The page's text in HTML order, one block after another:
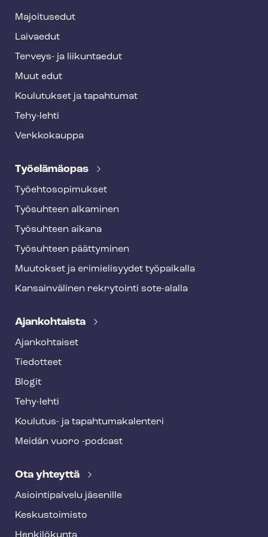
e
Majoitusedut
Laivaedut
Terveys- ja liikuntaedut
Muut edut
Koulutukset ja tapahtumat
Tehy-lehti
Verkkokauppa
Työelämäopas
Työ­eh­to­so­pi­muk­set
Työsuhteen alkaminen
Työsuhteen aikana
Työsuhteen päättyminen
Muutokset ja erimielisyydet työpaikalla
Kansainvälinen rekrytointi sote-alalla
Ajankohtaista
Ajankohtaiset
Tiedotteet
Blogit
Tehy-lehti
Koulutus- ja ta­pah­tu­ma­ka­len­te­ri
Meidän vuoro -podcast
Ota yhteyttä
Asioin­ti­pal­ve­lu jäsenille
Keskustoimisto